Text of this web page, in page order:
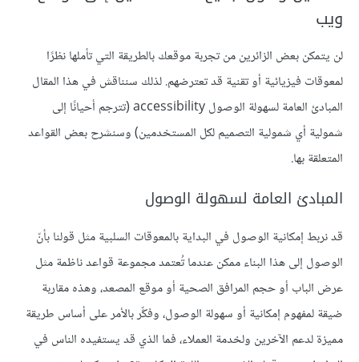
ويب
لن يتمكن بعض الزائرين من تجربة موقعك بالطريقة التي تأملها نظرًا
لمعوقات فيزيائية أو تقنية قد تعترضهم. لذلك سنناقش في هذا المقال
المبادئ العامة لسهولة الوصول accessibility (تترجم أحيانًا إلى
شمولية أي شمولية التصميم لكل المستخدمين) وسنشرح بعض القواعد
المتعلقة بها.
المبادئ العامة لسهولة الوصول
قد نربط إمكانية الوصول في البداية بالمعوقات السلبية مثل قولنا بأنّ
الوصول إلى هذا البناء ممكن عندما تُعتمد مجموعة قواعد ناظمة مثل
عرض الباب أو حجم المرافق الصحية أو موقع المصعد، وهذه مقاربة
ضيقة لمفهوم إمكانية أو سهولة الوصول، وفكِّر بالأمر على أساس طريقة
مميزة لدعم الآخرين ولخدمة العملاء، فما الذي قد يستفيده الناس في